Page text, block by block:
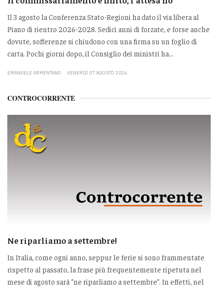
Il 3 agosto la Conferenza Stato-Regioni ha dato il via libera al
Piano di rientro 2026-2028. Sedici anni di forzate, e forse anche
dovute, sofferenze si chiudono con una firma su un foglio di
carta. Pochi giorni dopo, il Consiglio dei ministri ha...
EMANUELE ARMENTANO VENERDÌ 07 AGOSTO 2026
CONTROCORRENTE
Ne riparliamo a settembre!
In Italia, come ogni anno, seppur le ferie si sono frammentate
rispetto al passato, la frase più frequentemente ripetuta nel
mese di agosto sarà “ne riparliamo a settembre”. In effetti, nel